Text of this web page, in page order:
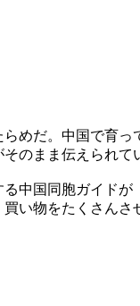
めだ。中国で育
のまま伝えられて
中国同胞ガイド
い物をたくさんさ